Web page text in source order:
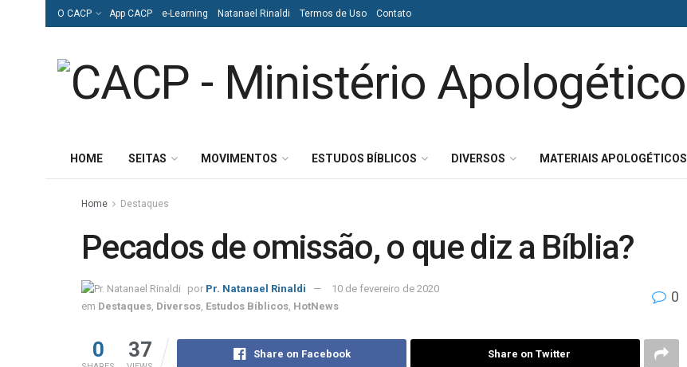
O CACP App CACP e-Learning Natanael Rinaldi Termos de Uso Contato
HOME SEITAS MOVIMENTOS ESTUDOS BÍBLICOS DIVERSOS MATERIAIS APOLOGÉTICOS
Home Destaques
Pecados de omissão, o que diz a Bíblia?
por Pr. Natanael Rinaldi
10 de fevereiro de 2020
em Destaques, Diversos, Estudos Bíblicos, HotNews
0
0 37 Share on Facebook Share on Twitter